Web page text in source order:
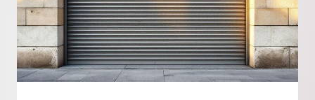
ANGLET